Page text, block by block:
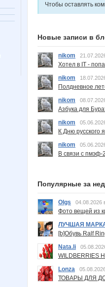
Чтобы оставлять
Новые записи в
nikom
Хотел в IT -
nikom
Полдневное
nikom
Азбука для
nikom
К Дню русского
nikom
В связи с пмэф-
Популярные за
Olgs 04.08.2026
Фото вещей из
ЛУЧШАЯ
[b]Обувь Ralf
Nata.li
Lonza
ТОВАРЫ ДЛЯ